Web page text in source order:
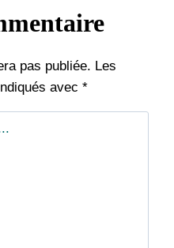
pas publiée. Les
avec *